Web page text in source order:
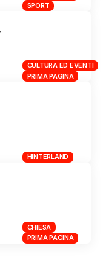
SPORT
CULTURA ED EVENTI
PRIMA PAGINA
HINTERLAND
CHIESA
PRIMA PAGINA